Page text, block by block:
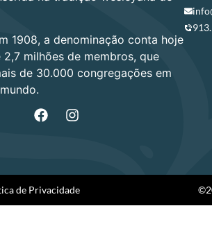
1908, a denominação conta hoje
milhões de membros, que
de 30.000 congregações em
de Privacidade